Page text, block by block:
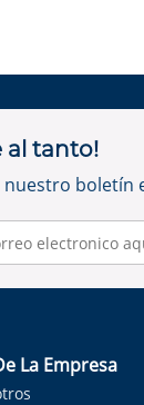
al tanto!
nuestro boletín
La Empresa